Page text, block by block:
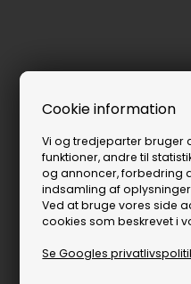
Cookie information
Vi og tredjeparter bruger
funktioner, andre til
og annoncer, forbedring
indsamling af
Ved at bruge vores side
cookies som beskrevet i
Se Googles